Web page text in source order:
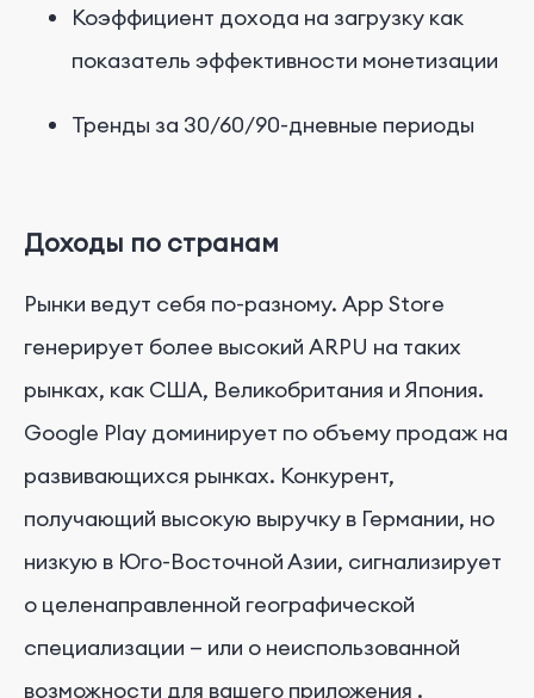
Коэффициент дохода на загрузку как
показатель эффективности монетизации
Тренды за 30/60/90-дневные периоды
Доходы по странам
Рынки ведут себя по-разному. App Store
генерирует более высокий ARPU на таких
рынках, как США, Великобритания и Япония.
Google Play доминирует по объему продаж на
развивающихся рынках. Конкурент,
получающий высокую выручку в Германии, но
низкую в Юго-Восточной Азии, сигнализирует
о целенаправленной географической
специализации — или о неиспользованной
возможности для вашего приложения .